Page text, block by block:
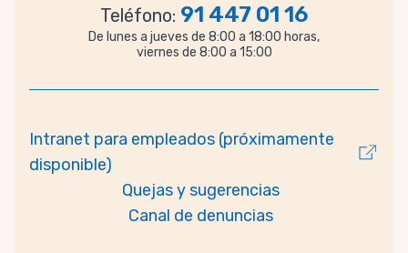
Teléfono: 91 447 01 16
De lunes a jueves de 8:00 a 18:00 horas,
viernes de 8:00 a 15:00
Intranet para empleados (próximamente
disponible)
Quejas y sugerencias
Canal de denuncias